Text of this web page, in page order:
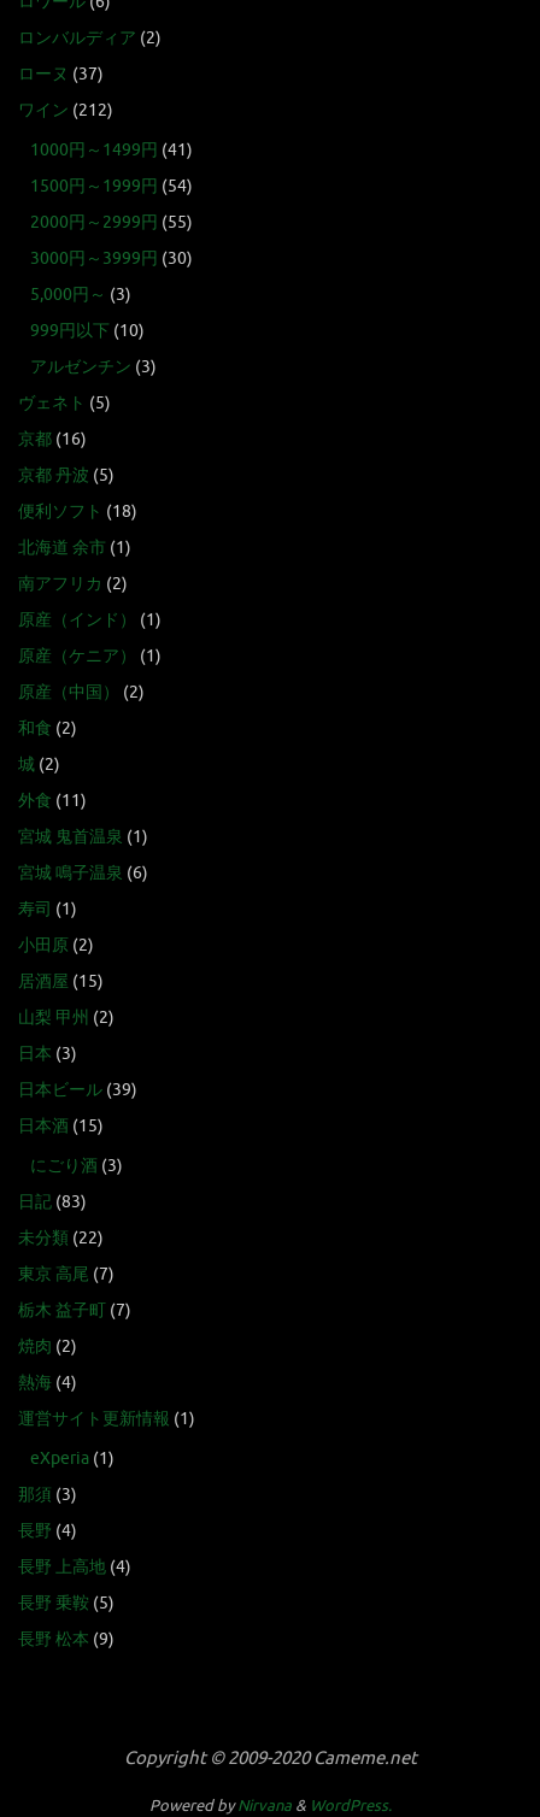
ロンバルディア (2)
ローヌ (37)
ワイン (212)
1000円～1499円 (41)
1500円～1999円 (54)
2000円～2999円 (55)
3000円～3999円 (30)
5,000円～ (3)
999円以下 (10)
アルゼンチン (3)
ヴェネト (5)
京都 (16)
京都 丹波 (5)
便利ソフト (18)
北海道 余市 (1)
南アフリカ (2)
原産（インド）
(1)
原産（ケニア）
(1)
原産（中国）
(2)
和食 (2)
城 (2)
外食 (11)
宮城 鬼首温泉 (1)
宮城 鳴子温泉 (6)
寿司 (1)
小田原 (2)
居酒屋 (15)
山梨 甲州 (2)
日本 (3)
日本ビール (39)
日本酒 (15)
にごり酒 (3)
日記 (83)
未分類 (22)
東京 高尾 (7)
栃木 益子町 (7)
焼肉 (2)
熱海 (4)
運営サイト更新情報 (1)
eXperia (1)
那須 (3)
長野 (4)
長野 上高地 (4)
長野 乗鞍 (5)
長野 松本 (9)
Copyright © 2009-2020 Cameme.net
Powered byNirvana& WordPress.